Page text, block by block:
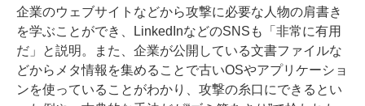
企業のウェブサイトなどから攻撃に必要な人物の肩書き
を学ぶことができ、LinkedInなどのSNSも「非常に有用
だ」と説明。また、企業が公開している文書ファイルな
どからメタ情報を集めることで古いOSやアプリケーショ
ンを使っていることがわかり、攻撃の糸口にできるとい